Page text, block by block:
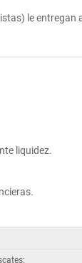
le
liquidez.